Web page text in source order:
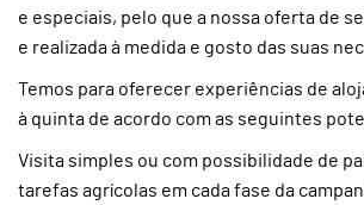
e especiais, pelo que a nossa oferta de
e realizada à medida e gosto das suas
Temos para oferecer experiências de
à quinta de acordo com as seguintes
Visita simples ou com possibilidade de
tarefas agrícolas em cada fase da